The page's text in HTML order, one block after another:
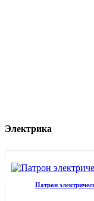
Электрика
Патрон